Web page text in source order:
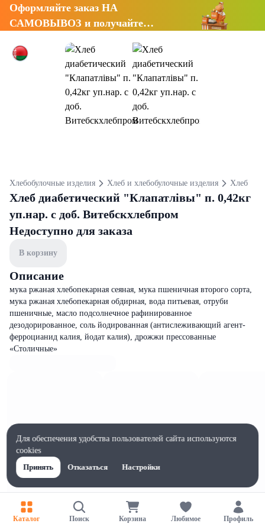
Оформляйте заказ НА
САМОВЫВОЗ и получайте
Хлебобулочные изделия Хлеб и хлебобулочные изделия Хлеб
Хлеб диабетический "Клапатлiвы" п. 0,42кг
уп.нар. с доб. Витебскхлебпром
Недоступно для заказа
В корзину
Описание
мука ржаная хлебопекарная сеяная, мука пшеничная второго сорта,
мука ржаная хлебопекарная обдирная, вода питьевая, отруби
пшеничные, масло подсолнечное рафинированное
дезодорированное, соль йодированная (антислеживающий агент-
ферроцианид калия, йодат калия), дрожжи прессованные
«Столичные»
Каталог Поиск Корзина Любимое Профиль
Для обеспечения удобства пользователей сайта используются
cookies
Принять
Отказаться Настройки